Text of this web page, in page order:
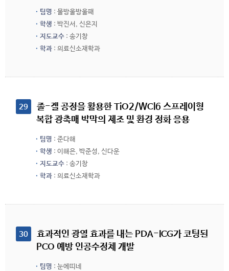
팀명 : 물방울방울패
학생 : 박진서, 신은지
지도교수 : 송기창
학과 : 의료신소재학과
29
졸-겔 공정을 활용한 TiO2/WCl6 스프레이형
복합 광촉매 박막의 제조 및 환경 정화 응용
팀명 : 준다해
학생 : 이해은, 박준성, 신다운
지도교수 : 송기창
학과 : 의료신소재학과
30
효과적인 광열 효과를 내는 PDA-ICG가 코팅된
PCO 예방 인공수정체 개발
팀명 : 눈에띠네